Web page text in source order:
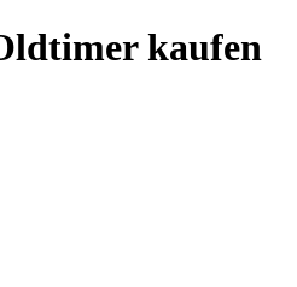
kaufen